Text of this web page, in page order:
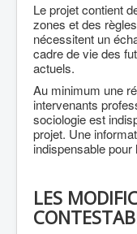
Le projet contient
zones et des
nécessitent un
cadre de vie des
actuels.
Au minimum une
intervenants
sociologie est
projet. Une
indispensable
LES